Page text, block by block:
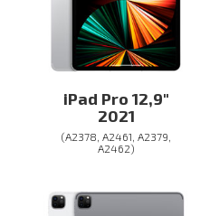
iPad Pro 12,9″
2021
(A2378, A2461, A2379,
A2462)